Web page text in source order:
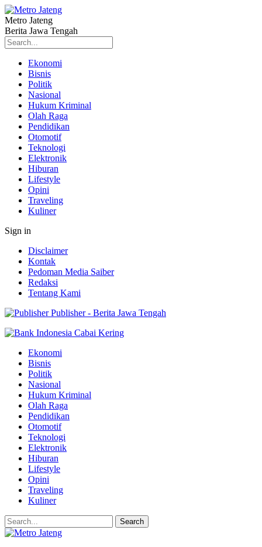
Metro Jateng
Berita Jawa Tengah
Ekonomi
Bisnis
Politik
Nasional
Hukum Kriminal
Olah Raga
Pendidikan
Otomotif
Teknologi
Elektronik
Hiburan
Lifestyle
Opini
Traveling
Kuliner
Sign in
Disclaimer
Kontak
Pedoman Media Saiber
Redaksi
Tentang Kami
Publisher - Berita Jawa Tengah
Ekonomi
Bisnis
Politik
Nasional
Hukum Kriminal
Olah Raga
Pendidikan
Otomotif
Teknologi
Elektronik
Hiburan
Lifestyle
Opini
Traveling
Kuliner